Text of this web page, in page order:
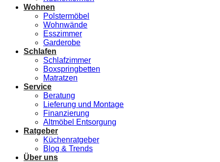
Wohnen
Polstermöbel
Wohnwände
Esszimmer
Garderobe
Schlafen
Schlafzimmer
Boxspringbetten
Matratzen
Service
Beratung
Lieferung und Montage
Finanzierung
Altmöbel Entsorgung
Ratgeber
Küchenratgeber
Blog & Trends
Über uns